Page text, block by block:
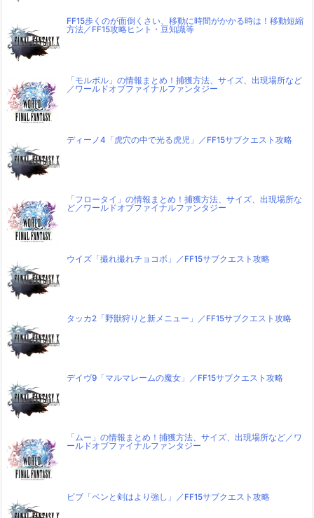
FF15歩くのが面倒くさい、移動に時間がかかる時は！移動短縮
方法／FF15攻略ヒント・豆知識等
「モルボル」の情報まとめ！捕獲方法、サイズ、出現場所など
／ワールドオブファイナルファンタジー
ディーノ4「虎穴の中で光る虎児」／FF15サブクエスト攻略
「フロータイ」の情報まとめ！捕獲方法、サイズ、出現場所な
ど／ワールドオブファイナルファンタジー
ウイズ「撮れ撮れチョコボ」／FF15サブクエスト攻略
タッカ2「野獣狩りと新メニュー」／FF15サブクエスト攻略
デイヴ9「マルマレームの魔女」／FF15サブクエスト攻略
「ムー」の情報まとめ！捕獲方法、サイズ、出現場所など／ワ
ールドオブファイナルファンタジー
ビブ「ペンと剣はより強し」／FF15サブクエスト攻略